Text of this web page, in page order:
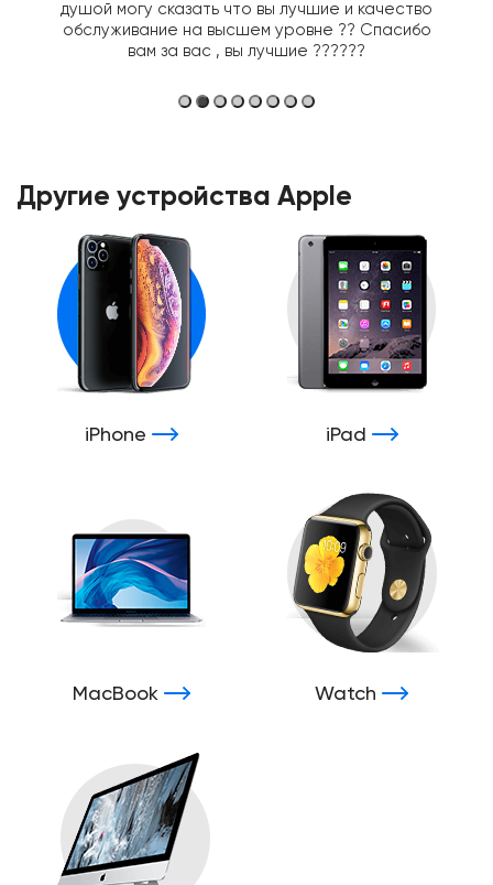
душой могу сказать что вы лучшие и качество
обслуживание на высшем уровне ?? Спасибо
вам за вас , вы лучшие ??????
Другие устройства Apple
iPhone iPad
MacBook Watch